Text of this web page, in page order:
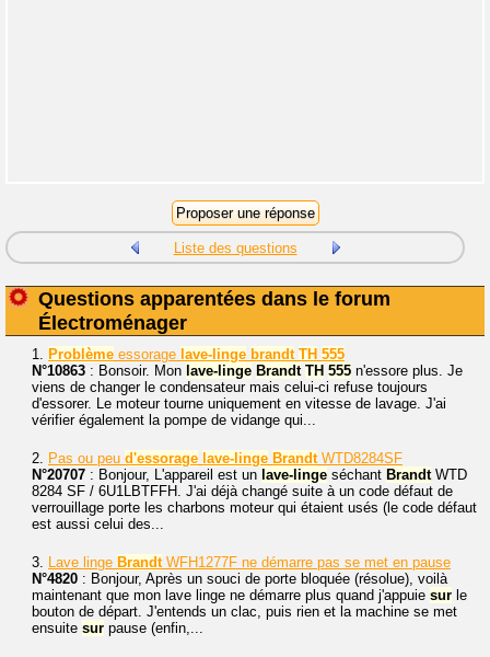
Liste des questions
Questions apparentées dans le forum
Électroménager
1. Problème essorage lave-linge brandt TH 555
N°10863 : Bonsoir. Mon lave-linge Brandt TH 555 n'essore plus. Je
viens de changer le condensateur mais celui-ci refuse toujours
d'essorer. Le moteur tourne uniquement en vitesse de lavage. J'ai
vérifier également la pompe de vidange qui...
2. Pas ou peu d'essorage lave-linge BrandtWTD8284SF
N°20707 : Bonjour, L'appareil est un lave-linge séchant BrandtWTD
8284 SF / 6U1LBTFFH. J'ai déjà changé suite à un code défaut de
verrouillage porte les charbons moteur qui étaient usés (le code défaut
est aussi celui des...
3. Lave linge BrandtWFH1277F ne démarre pas se met en pause
N°4820 : Bonjour, Après un souci de porte bloquée (résolue), voilà
maintenant que mon lave linge ne démarre plus quand j'appuie sur le
bouton de départ. J'entends un clac, puis rien et la machine se met
ensuite sur pause (enfin,...